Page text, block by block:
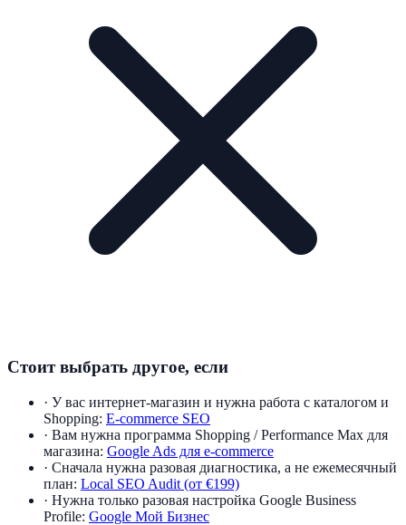
Стоит выбрать другое, если
· У вас интернет-магазин и нужна работа с каталогом и
Shopping: E-commerce SEO
· Вам нужна программа Shopping / Performance Max для
магазина: Google Ads для e-commerce
· Сначала нужна разовая диагностика, а не ежемесячный
план: Local SEO Audit (от €199)
· Нужна только разовая настройка Google Business
Profile: Google Мой Бизнес